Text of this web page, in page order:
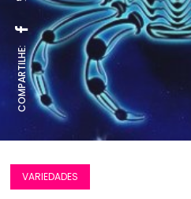
COMPARTILHE:
VARIEDADES